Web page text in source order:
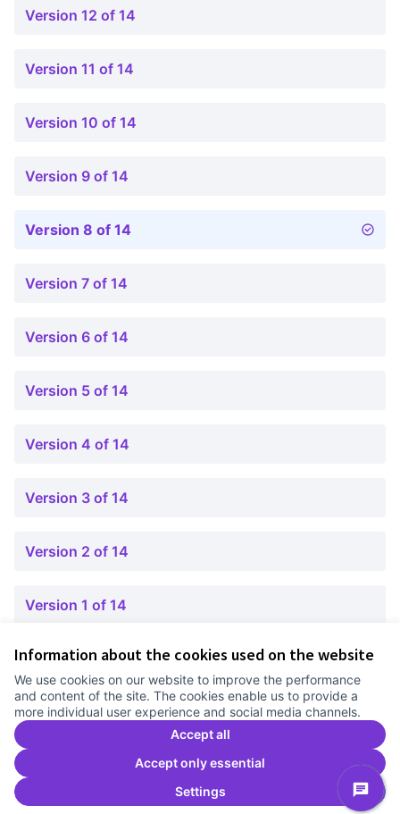
Information about the cookies used on the website
We use cookies on our website to improve the performance
and content of the site. The cookies enable us to provide a
more individual user experience and social media channels.
Accept all
Accept only essential
Settings
Version 12 of 14
Version 11 of 14
Version 10 of 14
Version 9 of 14
Version 8 of 14
Version 7 of 14
Version 6 of 14
Version 5 of 14
Version 4 of 14
Version 3 of 14
Version 2 of 14
Version 1 of 14
Cookie settings
Comunitat Canòdrom at Facebook
(External link)
Comunitat Canòdrom at Instagram
(External link)
Comunitat Canòdrom at YouTube
(External link)
English
Triar la llenguaElegir el idiomaChoose language
(External link)
Website made with